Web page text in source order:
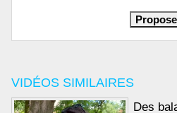
VIDÉOS SIMILAIRES
Des